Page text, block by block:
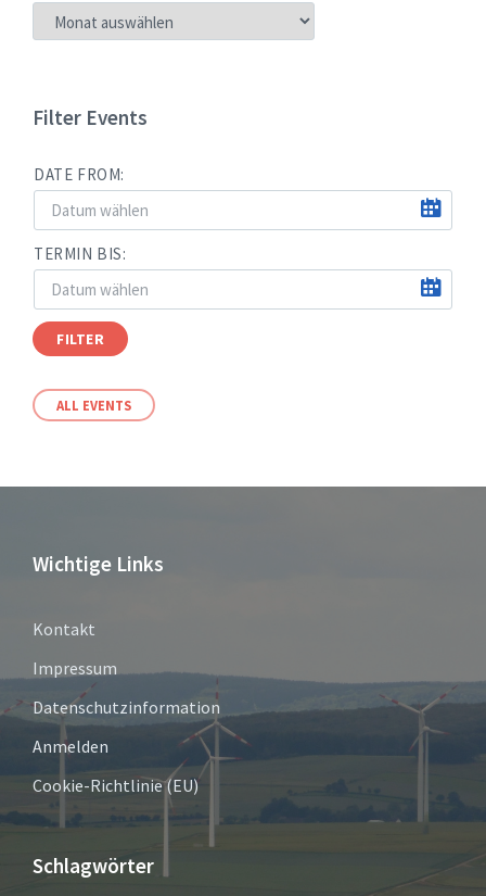
NEUIGKEITEN
NACH
Filter Events
DATE FROM:
TERMIN BIS:
FILTER
ALL EVENTS
Wichtige Links
Kontakt
Impressum
Datenschutzinformation
Anmelden
Cookie-Richtlinie (EU)
Schlagwörter